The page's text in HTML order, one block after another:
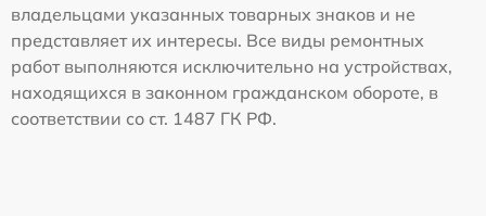
владельцами указанных товарных знаков и не
представляет их интересы. Все виды ремонтных
работ выполняются исключительно на устройствах,
находящихся в законном гражданском обороте, в
соответствии со ст. 1487 ГК РФ.